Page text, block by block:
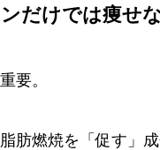
だけでは痩せ
要。
肪燃焼を「促す」成